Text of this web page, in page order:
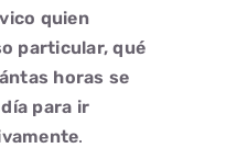
quien
particular, qué
horas se
para ir
.